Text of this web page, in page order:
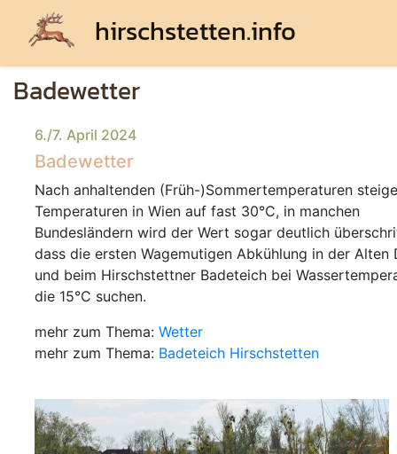
hirschstetten.info
Badewetter
6./7. April 2024
Badewetter
Nach anhaltenden (Früh-)Sommertemperaturen
Temperaturen in Wien auf fast 30°C, in manchen
Bundesländern wird der Wert sogar deutlich
dass die ersten Wagemutigen Abkühlung in der Alten
und beim Hirschstettner Badeteich bei
die 15°C suchen.
mehr zum Thema: Wetter
mehr zum Thema: Badeteich Hirschstetten